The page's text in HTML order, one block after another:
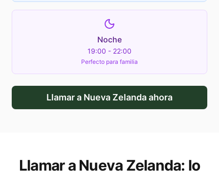
Noche
19:00 - 22:00
Perfecto para familia
Llamar a Nueva Zelandaahora
Llamar aNueva Zelanda: lo